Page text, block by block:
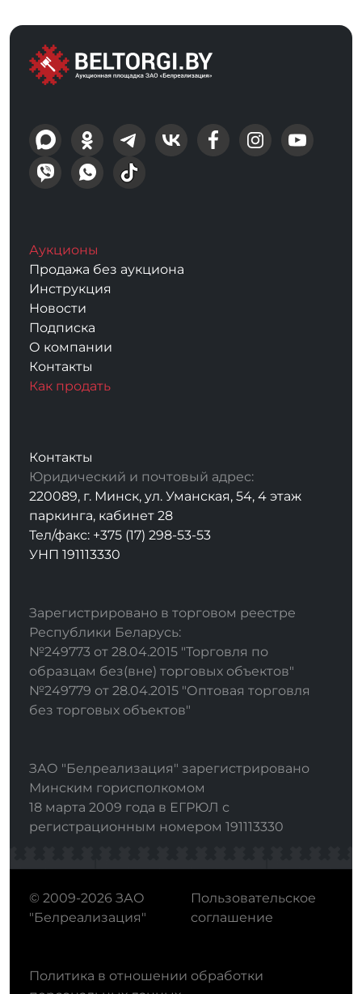
Аукционы
Продажа без аукциона
Инструкция
Новости
Подписка
О компании
Контакты
Как продать
Контакты
Юридический и почтовый адрес:
220089, г. Минск, ул. Уманская, 54, 4 этаж
паркинга, кабинет 28
Тел/факс: +375 (17) 298-53-53
УНП 191113330
Зарегистрировано в торговом реестре
Республики Беларусь:
№249773 от 28.04.2015 "Торговля по
образцам без(вне) торговых объектов"
№249779 от 28.04.2015 "Оптовая торговля
без торговых объектов"
ЗАО "Белреализация" зарегистрировано
Минским горисполкомом
18 марта 2009 года в ЕГРЮЛ с
регистрационным номером 191113330
© 2009-2026 ЗАО
"Белреализация"
Пользовательское
соглашение
Политика в отношении обработки